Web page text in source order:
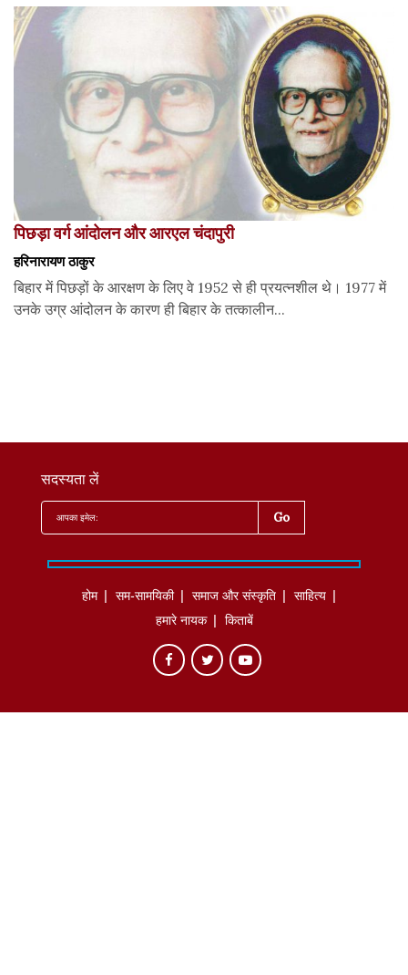
पिछड़ा वर्ग आंदोलन और आरएल चंदापुरी
हरिनारायण ठाकुर
बिहार में पिछड़ों के आरक्षण के लिए वे 1952 से ही प्रयत्नशील थे। 1977 में
उनके उग्र आंदोलन के कारण ही बिहार के तत्कालीन...
सदस्यता लें
होम सम-सामयिकी समाज और संस्कृति
साहित्‍य
हमारे नायक
किताबें